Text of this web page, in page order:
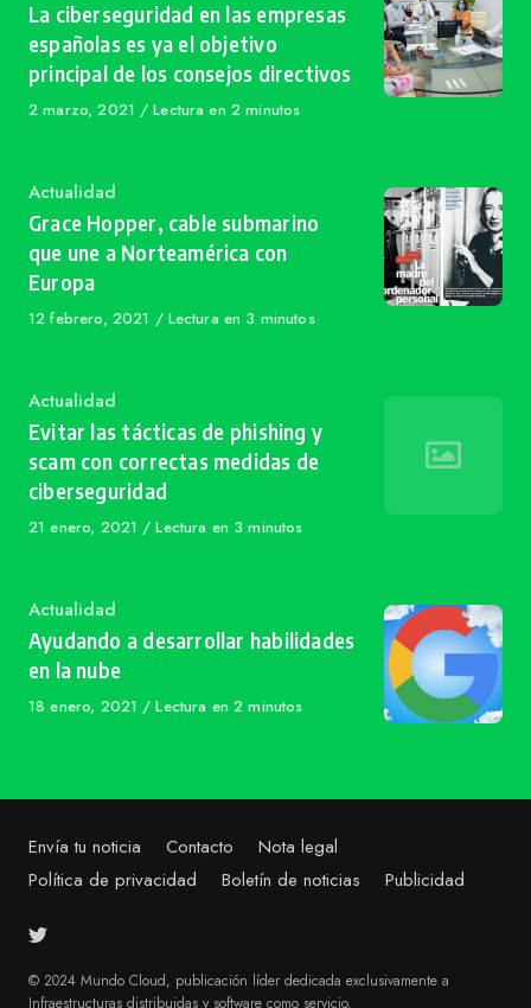
La ciberseguridad en las empresas
españolas es ya el objetivo
principal de los consejos directivos
Published
2 marzo, 2021 Lectura en 2 minutos
Category
Actualidad
Grace Hopper, cable submarino
que une a Norteamérica con
Europa
Published
12 febrero, 2021 Lectura en 3 minutos
Category
Actualidad
Evitar las tácticas de phishing y
scam con correctas medidas de
ciberseguridad
Published
21 enero, 2021 Lectura en 3 minutos
Category
Actualidad
Ayudando a desarrollar habilidades
en la nube
Published
18 enero, 2021 Lectura en 2 minutos
Envía tu noticia Contacto
Nota legal
Política de privacidad
Boletín de noticias Publicidad
© 2024 Mundo Cloud, publicación líder dedicada exclusivamente a
Infraestructuras distribuidas y software como servicio.